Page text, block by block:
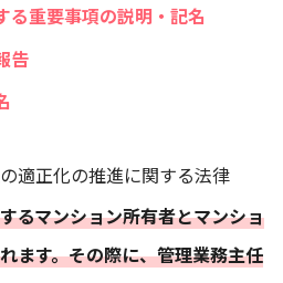
る重要事項の説明・記名
告
適正化の推進に関する法律
るマンション所有者とマンショ
ます。その際に、管理業務主任